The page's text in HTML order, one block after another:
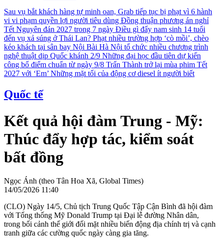
Sau vụ bắt khách hàng tự minh oan, Grab tiếp tục bị phạt vì 6 hành
vi vi phạm quyền lợi người tiêu dùng Đồng thuận phương án nghỉ
Tết Nguyên đán 2027 trong 7 ngày Điều gì đẩy nam sinh 14 tuổi
đến vụ xả súng ở Thái Lan? Phạt nhiều trường hợp ‘cò mồi’, chèo
kéo khách tại sân bay Nội Bài Hà Nội tổ chức nhiều chương trình
nghệ thuật dịp Quốc khánh 2/9 Những đại học đầu tiên dự kiến
công bố điểm chuẩn từ ngày 9/8 Trấn Thành trở lại mùa phim Tết
2027 với ‘Em’ Những mặt tối của động cơ diesel ít người biết
Quốc tế
Kết quả hội đàm Trung - Mỹ:
Thúc đẩy hợp tác, kiểm soát
bất đồng
Ngọc Ánh (theo Tân Hoa Xã, Global Times)
14/05/2026 11:40
(CLO) Ngày 14/5, Chủ tịch Trung Quốc Tập Cận Bình đã hội đàm
với Tổng thống Mỹ Donald Trump tại Đại lễ đường Nhân dân,
trong bối cảnh thế giới đối mặt nhiều biến động địa chính trị và cạnh
tranh giữa các cường quốc ngày càng gia tăng.